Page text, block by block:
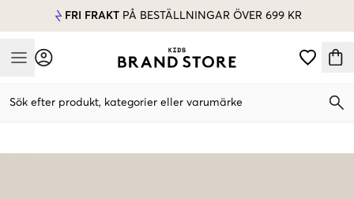
FRI FRAKT PÅ BESTÄLLNINGAR ÖVER 699 KR
Mobile Menu
Sök efter produkt, kategorier eller varumärke